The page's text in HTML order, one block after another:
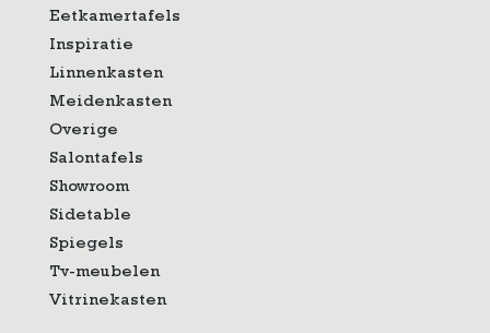
Eetkamertafels
Inspiratie
Linnenkasten
Meidenkasten
Overige
Salontafels
Showroom
Sidetable
Spiegels
Tv-meubelen
Vitrinekasten